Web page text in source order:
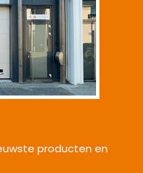
producten en